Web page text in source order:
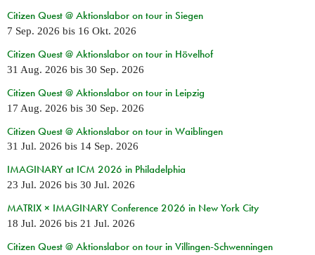
Citizen Quest @ Aktionslabor on tour in Siegen
7 Sep. 2026 bis 16 Okt. 2026
Citizen Quest @ Aktionslabor on tour in Hövelhof
31 Aug. 2026 bis 30 Sep. 2026
Citizen Quest @ Aktionslabor on tour in Leipzig
17 Aug. 2026 bis 30 Sep. 2026
Citizen Quest @ Aktionslabor on tour in Waiblingen
31 Jul. 2026 bis 14 Sep. 2026
IMAGINARY at ICM 2026 in Philadelphia
23 Jul. 2026 bis 30 Jul. 2026
MATRIX × IMAGINARY Conference 2026 in New York City
18 Jul. 2026 bis 21 Jul. 2026
Citizen Quest @ Aktionslabor on tour in Villingen-Schwenningen